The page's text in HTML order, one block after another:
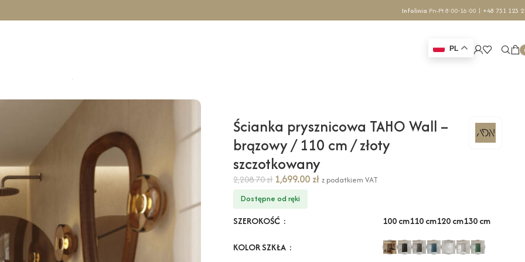
Infolinia Pn-Pt 8:00-16:00 | +48 731 123
PL
Ścianka prysznicowa TAHO Wall –
brązowy / 110 cm / złoty
szczotkowany
2,208.70zł 1,699.00 zł z podatkiem VAT
Dostępne od ręki
SZEROKOŚĆ 100 cm110 cm120 cm130 cm
KOLOR SZKŁA